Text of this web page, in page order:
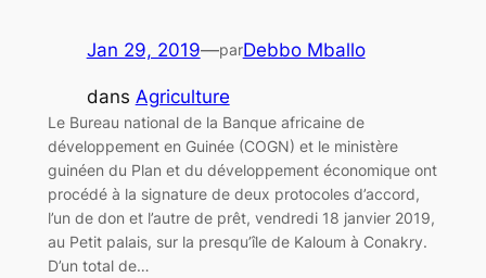
Jan 29, 2019—parDebbo Mballo
dans Agriculture
Le Bureau national de la Banque africaine de
développement en Guinée (COGN) et le ministère
guinéen du Plan et du développement économique ont
procédé à la signature de deux protocoles d’accord,
l’un de don et l’autre de prêt, vendredi 18 janvier 2019,
au Petit palais, sur la presqu’île de Kaloum à Conakry.
D’un total de…